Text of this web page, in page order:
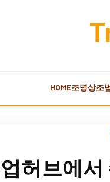
HOME조명상조
허브에